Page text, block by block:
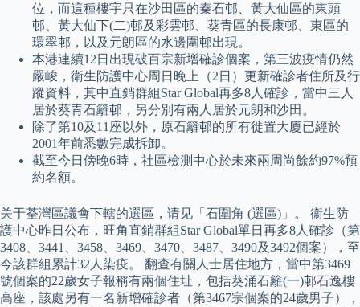
位，而這種樓宇只在沙田區的秦石邨、黃大仙區的東頭
邨、黃大仙下(二)邨及彩雲邨、葵青區的長康邨、東區的
環翠邨，以及元朗區的水邊圍邨出現。
本港連續12日出現破百宗新增確診個案，第三波疫情仍然
嚴峻，衛生防護中心周日晚上（2日）更新確診者住所及行
蹤資料，其中直銷群組Star Global再多8人確診，當中三人
居於葵青石籬邨，另分別有兩人居於元朗和沙田。
除了第10及11座以外，原石籬邨的所有徙置大廈已經於
2001年前悉數完成拆卸。
截至今日傍晚6時，社區檢測中心於未來兩周尚餘約97%預
約名額。
关于荃灣區議會下轄的選區，请见「石圍角 (選區)」。 衞生防
護中心昨日公布，旺角直銷群組Star Global單日再多8人確診（第
3408、3441、3458、3469、3470、3487、3490及3492個案），至
今該群組累計32人染疫。 翻查有關人士居住地方，當中第3469
號個案的22歲女子報稱有兩個住址，包括葵涌石籬(一)邨石逸樓
高座，該處另有一名新增確診者（第3467宗個案的24歲男子），